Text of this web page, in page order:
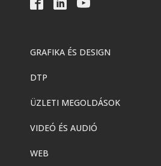
GRAFIKA ÉS DESIGN
DTP
ÜZLETI MEGOLDÁSOK
VIDEÓ ÉS AUDIÓ
WEB